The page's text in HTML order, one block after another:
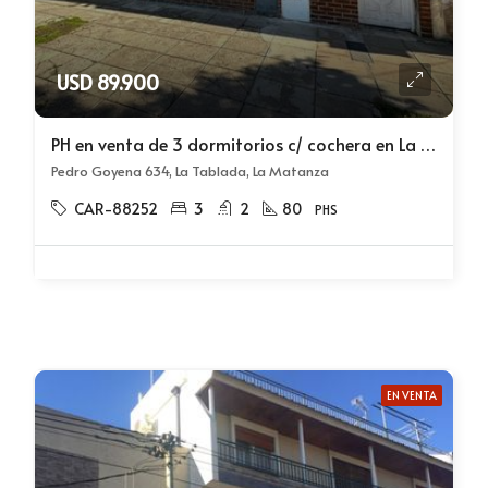
USD 89.900
PH en venta de 3 dormitorios c/ cochera en La Tablada
Pedro Goyena 634, La Tablada, La Matanza
CAR-88252 3 2 80 PHS
EN VENTA